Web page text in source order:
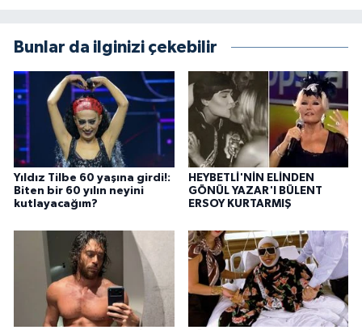
Bunlar da ilginizi çekebilir
Yıldız Tilbe 60 yaşına girdi!:
Biten bir 60 yılın neyini
kutlayacağım?
HEYBETLİ'NİN ELİNDEN
GÖNÜL YAZAR'I BÜLENT
ERSOY KURTARMIŞ